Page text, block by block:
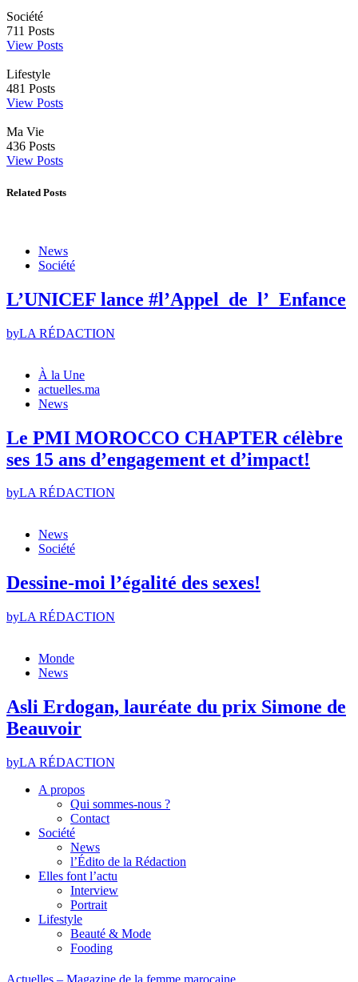
Société
711 Posts
View Posts
Lifestyle
481 Posts
View Posts
Ma Vie
436 Posts
View Posts
Related Posts
News
Société
L’UNICEF lance #l’Appel_de_l’_Enfance
byLA RÉDACTION
À la Une
actuelles.ma
News
Le PMI MOROCCO CHAPTER célèbre
ses 15 ans d’engagement et d’impact!
byLA RÉDACTION
News
Société
Dessine-moi l’égalité des sexes!
byLA RÉDACTION
Monde
News
Asli Erdogan, lauréate du prix Simone de
Beauvoir
byLA RÉDACTION
A propos
Qui sommes-nous ?
Contact
Société
News
l’Édito de la Rédaction
Elles font l’actu
Interview
Portrait
Lifestyle
Beauté & Mode
Fooding
Actuelles – Magazine de la femme marocaine